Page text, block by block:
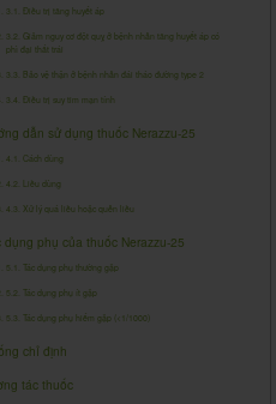
3.1. Điều trị tăng huyết áp
3.2. Giảm nguy cơ đột quỵ ở bệnh nhân tăng huyết áp có
phì đại thất trái
3.3. Bảo vệ thận ở bệnh nhân đái tháo đường type 2
3.4. Điều trị suy tim mạn tính
dẫn sử dụng thuốc Nerazzu-25
4.1. Cách dùng
4.2. Liều dùng
4.3. Xử lý quá liều hoặc quên liều
dụng phụ của thuốc Nerazzu-25
5.1. Tác dụng phụ thường gặp
5.2. Tác dụng phụ ít gặp
5.3. Tác dụng phụ hiếm gặp (<1/1000)
chỉ định
tác thuốc